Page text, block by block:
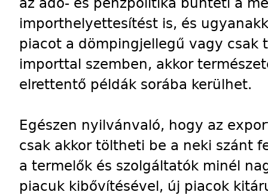
importhelyettesítést is, és
piacot a dömpingjellegű vagy csak
importtal szemben, akkor
elrettentő példák sorába kerülhet.
Egészen nyilvánvaló, hogy az
csak akkor töltheti be a neki szánt
a termelők és szolgáltatók minél
piacuk kibővítésével, új piacok